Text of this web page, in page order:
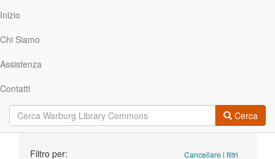
Inizio
Chi Siamo
Assistenza
Contatti
Cerca
Cancellare i filtri
Filtro per: